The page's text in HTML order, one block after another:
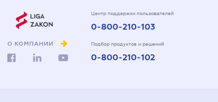
О КОМПАНИИ
Центр поддержки пользователей
0-800-210-103
Подбор продуктов и решений
0-800-210-102